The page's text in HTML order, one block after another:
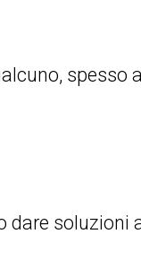
spesso
soluzioni